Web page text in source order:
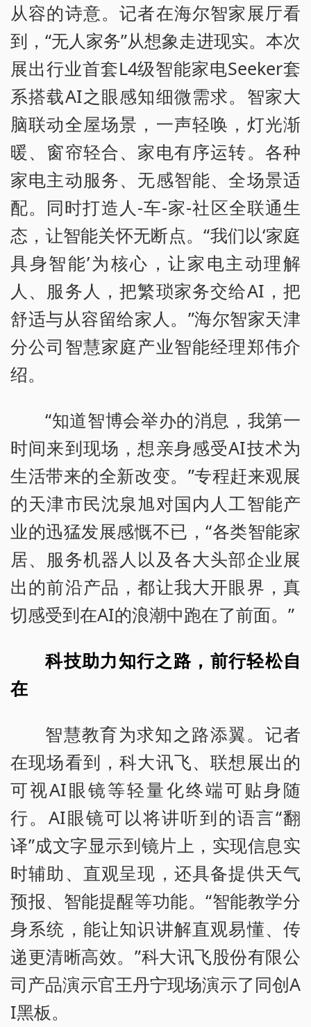
从容的诗意。记者在海尔智家展厅看
到，“无人家务”从想象走进现实。本次
展出行业首套L4级智能家电Seeker套
系搭载AI之眼感知细微需求。智家大
脑联动全屋场景，一声轻唤，灯光渐
暖、窗帘轻合、家电有序运转。各种
家电主动服务、无感智能、全场景适
配。同时打造人-车-家-社区全联通生
态，让智能关怀无断点。“我们以‘家庭
具身智能’为核心，让家电主动理解
人、服务人，把繁琐家务交给AI，把
舒适与从容留给家人。”海尔智家天津
分公司智慧家庭产业智能经理郑伟介
绍。
“知道智博会举办的消息，我第一
时间来到现场，想亲身感受AI技术为
生活带来的全新改变。”专程赶来观展
的天津市民沈泉旭对国内人工智能产
业的迅猛发展感慨不已，“各类智能家
居、服务机器人以及各大头部企业展
出的前沿产品，都让我大开眼界，真
切感受到在AI的浪潮中跑在了前面。”
科技助力知行之路，前行轻松自
在
智慧教育为求知之路添翼。记者
在现场看到，科大讯飞、联想展出的
可视AI眼镜等轻量化终端可贴身随
行。AI眼镜可以将讲听到的语言“翻
译”成文字显示到镜片上，实现信息实
时辅助、直观呈现，还具备提供天气
预报、智能提醒等功能。“智能教学分
身系统，能让知识讲解直观易懂、传
递更清晰高效。”科大讯飞股份有限公
司产品演示官王丹宁现场演示了同创A
I黑板。